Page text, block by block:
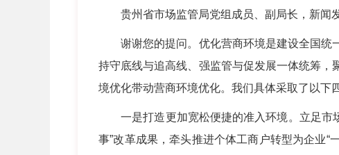
贵州省市场监管局党组成员、副局长，新闻发
谢谢您的提问。优化营商环境是建设全国统
持守底线与追高线、强监管与促发展一体统筹
境优化带动营商环境优化。我们具体采取了以下
一是打造更加宽松便捷的准入环境。立足市场
事”改革成果，牵头推进个体工商户转型为企业“